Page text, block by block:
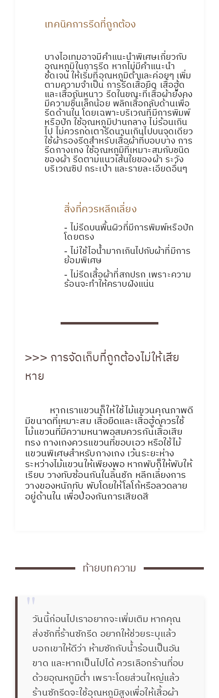
เทคนิคการรีดที่ถูกต้อง
บางไอเทมอาจมีคำแนะนำพิเศษเกี่ยวกับ
อุณหภูมิในการรีด หากไม่มีคำแนะนำ
ชัดเจน ให้เริ่มที่อุณหภูมิต่ำและค่อยๆ เพิ่ม
ตามความจำเป็น การรีดเสื้อยืด เสื้อฮู้ด
และเสื้อกันหนาว รีดในขณะที่เสื้อผ้ายังคง
มีความชื้นเล็กน้อย พลิกเสื้อกลับด้านเพื่อ
รีดด้านใน โดยเฉพาะบริเวณที่มีการพิมพ์
หรือปัก ใช้อุณหภูมิปานกลาง ไม่ร้อนเกิน
ไป ไม่ควรกดเตารีดนานเกินไปบนจุดเดียว
ใช้ผ้ารองรีดสำหรับเสื้อผ้าที่บอบบาง การ
รีดกางเกง ใช้อุณหภูมิที่เหมาะสมกับชนิด
ของผ้า รีดตามแนวเส้นใยของผ้า ระวัง
บริเวณซิป กระเป๋า และรายละเอียดอื่นๆ
สิ่งที่ควรหลีกเลี่ยง
- ไม่รีดบนพื้นผิวที่มีการพิมพ์หรือปัก
โดยตรง
- ไม่ใช้ไอน้ำมากเกินไปกับผ้าที่มีการ
ย้อมพิเศษ
- ไม่รีดเสื้อผ้าที่สกปรก เพราะความ
ร้อนจะทำให้คราบฝังแน่น
>>> การจัดเก็บที่ถูกต้องไม่ให้เสีย
หาย
หากเราแขวนก็ให้ใช้ไม้แขวนคุณภาพดี
มีขนาดที่เหมาะสม เสื้อยืดและเสื้อฮู้ดควรใช้
ไม้แขวนที่มีความหนาพอสมควรกันเสื้อเสีย
ทรง กางเกงควรแขวนที่ขอบเอว หรือใช้ไม้
แขวนพิเศษสำหรับกางเกง เว้นระยะห่าง
ระหว่างไม้แขวนให้เพียงพอ หากพับก็ให้พับให้
เรียบ วางทับซ้อนกันในลิ้นชัก หลีกเลี่ยงการ
วางของหนักทับ พับโดยให้โลโก้หรือลวดลาย
อยู่ด้านใน เพื่อป้องกันการเสียดสี
ท้ายบทความ
"วันนี้ก่อนไปเราอยากจะเพิ่มเติม หากคุณ
ส่งซักที่ร้านซักรีด อยากให้ช่วยระบุแล้ว
บอกเขาให้ดีว่า ห้ามซักกับน้ำร้อนเป็นอัน
ขาด และหากเป็นไปได้ ควรเลือกร้านที่อบ
ด้วยอุณหภูมิต่ำ เพราะโดยส่วนใหญ่แล้ว
ร้านซักรีดจะใช้อุณหภูมิสูงเพื่อให้เสื้อผ้า